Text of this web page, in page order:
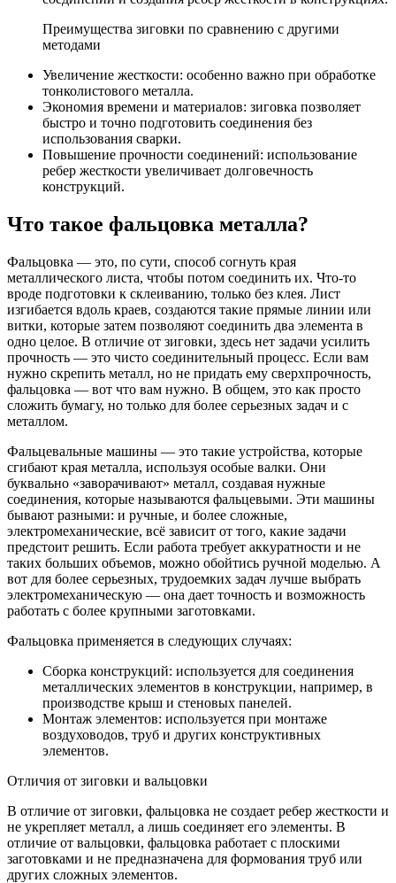
Преимущества зиговки по сравнению с другими
методами
Увеличение жесткости: особенно важно при обработке
тонколистового металла.
Экономия времени и материалов: зиговка позволяет
быстро и точно подготовить соединения без
использования сварки.
Повышение прочности соединений: использование
ребер жесткости увеличивает долговечность
конструкций.
Что такое фальцовка металла?
Фальцовка — это, по сути, способ согнуть края
металлического листа, чтобы потом соединить их. Что-то
вроде подготовки к склеиванию, только без клея. Лист
изгибается вдоль краев, создаются такие прямые линии или
витки, которые затем позволяют соединить два элемента в
одно целое. В отличие от зиговки, здесь нет задачи усилить
прочность — это чисто соединительный процесс. Если вам
нужно скрепить металл, но не придать ему сверхпрочность,
фальцовка — вот что вам нужно. В общем, это как просто
сложить бумагу, но только для более серьезных задач и с
металлом.
Фальцевальные машины — это такие устройства, которые
сгибают края металла, используя особые валки. Они
буквально «заворачивают» металл, создавая нужные
соединения, которые называются фальцевыми. Эти машины
бывают разными: и ручные, и более сложные,
электромеханические, всё зависит от того, какие задачи
предстоит решить. Если работа требует аккуратности и не
таких больших объемов, можно обойтись ручной моделью. А
вот для более серьезных, трудоемких задач лучше выбрать
электромеханическую — она дает точность и возможность
работать с более крупными заготовками.
Фальцовка применяется в следующих случаях:
Сборка конструкций: используется для соединения
металлических элементов в конструкции, например, в
производстве крыш и стеновых панелей.
Монтаж элементов: используется при монтаже
воздуховодов, труб и других конструктивных
элементов.
Отличия от зиговки и вальцовки
В отличие от зиговки, фальцовка не создает ребер жесткости и
не укрепляет металл, а лишь соединяет его элементы. В
отличие от вальцовки, фальцовка работает с плоскими
заготовками и не предназначена для формования труб или
других сложных элементов.